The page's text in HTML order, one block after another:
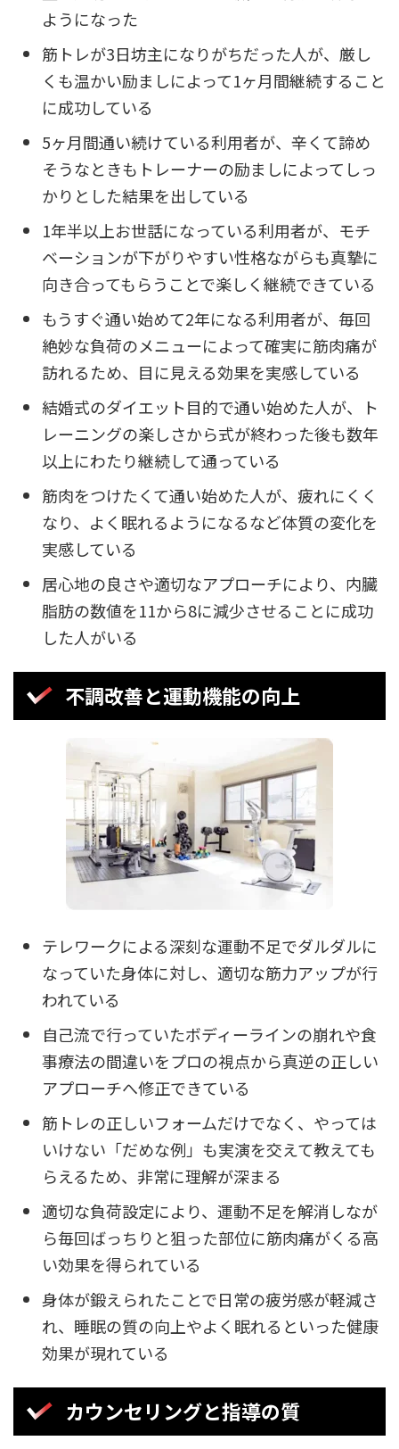
ようになった
筋トレが3日坊主になりがちだった人が、厳し
くも温かい励ましによって1ヶ月間継続すること
に成功している
5ヶ月間通い続けている利用者が、辛くて諦め
そうなときもトレーナーの励ましによってしっ
かりとした結果を出している
1年半以上お世話になっている利用者が、モチ
ベーションが下がりやすい性格ながらも真摯に
向き合ってもらうことで楽しく継続できている
もうすぐ通い始めて2年になる利用者が、毎回
絶妙な負荷のメニューによって確実に筋肉痛が
訪れるため、目に見える効果を実感している
結婚式のダイエット目的で通い始めた人が、ト
レーニングの楽しさから式が終わった後も数年
以上にわたり継続して通っている
筋肉をつけたくて通い始めた人が、疲れにくく
なり、よく眠れるようになるなど体質の変化を
実感している
居心地の良さや適切なアプローチにより、内臓
脂肪の数値を11から8に減少させることに成功
した人がいる
不調改善と運動機能の向上
テレワークによる深刻な運動不足でダルダルに
なっていた身体に対し、適切な筋力アップが行
われている
自己流で行っていたボディーラインの崩れや食
事療法の間違いをプロの視点から真逆の正しい
アプローチへ修正できている
筋トレの正しいフォームだけでなく、やっては
いけない「だめな例」も実演を交えて教えても
らえるため、非常に理解が深まる
適切な負荷設定により、運動不足を解消しなが
ら毎回ばっちりと狙った部位に筋肉痛がくる高
い効果を得られている
身体が鍛えられたことで日常の疲労感が軽減さ
れ、睡眠の質の向上やよく眠れるといった健康
効果が現れている
カウンセリングと指導の質